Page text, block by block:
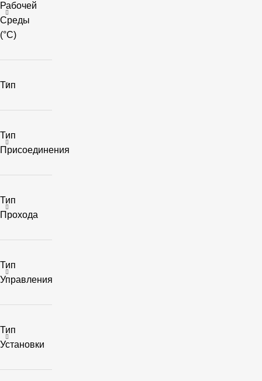
Рабочей
Среды
(°C)
Тип
Тип
Присоединения
Тип
Прохода
Тип
Управления
Тип
Установки